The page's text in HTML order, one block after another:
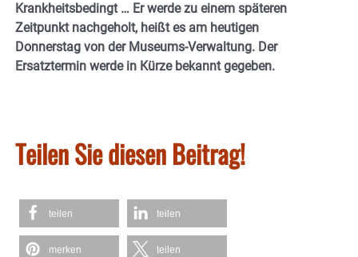
Krankheitsbedingt … Er werde zu einem späteren
Zeitpunkt nachgeholt, heißt es am heutigen
Donnerstag von der Museums-Verwaltung. Der
Ersatztermin werde in Kürze bekannt gegeben.
Teilen Sie diesen Beitrag!
teilen teilen
merken teilen